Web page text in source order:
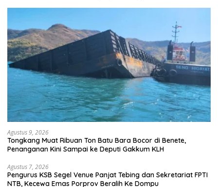
Agustus 9, 2026
Tongkang Muat Ribuan Ton Batu Bara Bocor di Benete,
Penanganan Kini Sampai ke Deputi Gakkum KLH
Agustus 7, 2026
Pengurus KSB Segel Venue Panjat Tebing dan Sekretariat FPTI
NTB, Kecewa Emas Porprov Beralih Ke Dompu